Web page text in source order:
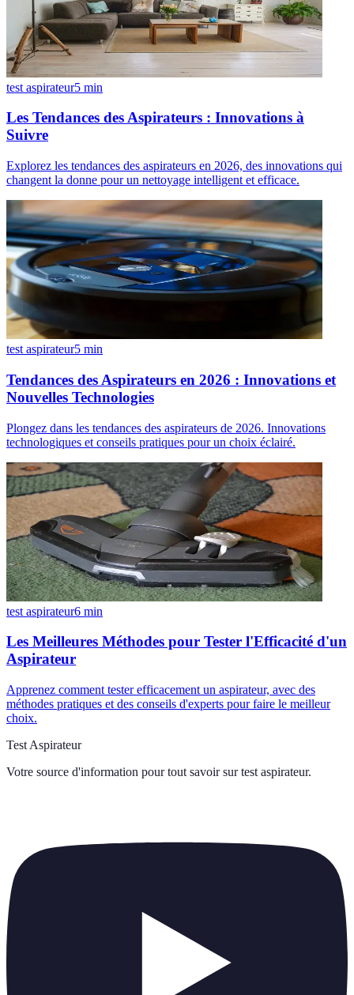
test aspirateur5 min
Les Tendances des Aspirateurs : Innovations à
Suivre
Explorez les tendances des aspirateurs en 2026, des innovations qui
changent la donne pour un nettoyage intelligent et efficace.
test aspirateur5 min
Tendances des Aspirateurs en 2026 : Innovations et
Nouvelles Technologies
Plongez dans les tendances des aspirateurs de 2026. Innovations
technologiques et conseils pratiques pour un choix éclairé.
test aspirateur6 min
Les Meilleures Méthodes pour Tester l'Efficacité d'un
Aspirateur
Apprenez comment tester efficacement un aspirateur, avec des
méthodes pratiques et des conseils d'experts pour faire le meilleur
choix.
Test Aspirateur
Votre source d'information pour tout savoir sur test aspirateur.